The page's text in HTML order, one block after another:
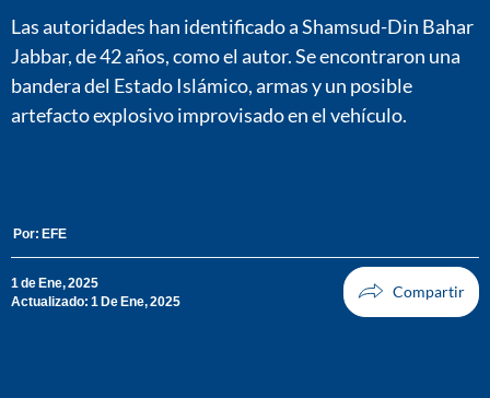
Las autoridades han identificado a Shamsud-Din Bahar
Jabbar, de 42 años, como el autor. Se encontraron una
bandera del Estado Islámico, armas y un posible
artefacto explosivo improvisado en el vehículo.
Por: EFE
1 de Ene, 2025
Actualizado: 1 De Ene, 2025